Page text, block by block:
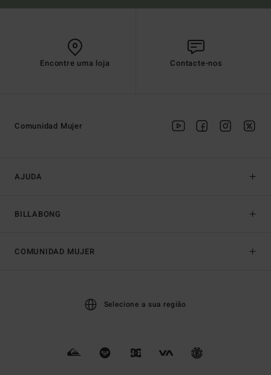
Encontre uma loja Contacte-nos
AJUDA
BILLABONG
Comunidad Mujer
COMUNIDAD MUJER
Selecione a sua região